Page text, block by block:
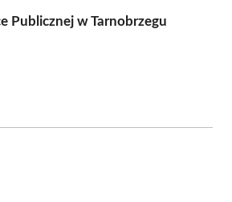
Publicznej w Tarnobrzegu